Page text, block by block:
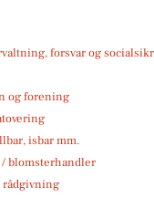
forsvar og
og forening
isbar mm.
blomsterhandler
rådgivning